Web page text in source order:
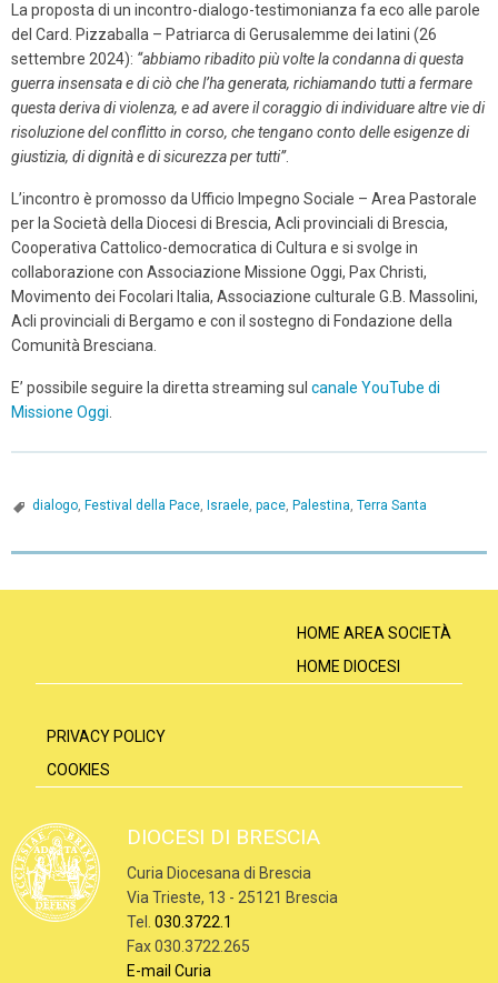
La proposta di un incontro-dialogo-testimonianza fa eco alle parole
del Card. Pizzaballa – Patriarca di Gerusalemme dei latini (26
settembre 2024): “abbiamo ribadito più volte la condanna di questa
guerra insensata e di ciò che l’ha generata, richiamando tutti a fermare
questa deriva di violenza, e ad avere il coraggio di individuare altre vie di
risoluzione del conflitto in corso, che tengano conto delle esigenze di
giustizia, di dignità e di sicurezza per tutti”.
L’incontro è promosso da Ufficio Impegno Sociale – Area Pastorale
per la Società della Diocesi di Brescia, Acli provinciali di Brescia,
Cooperativa Cattolico-democratica di Cultura e si svolge in
collaborazione con Associazione Missione Oggi, Pax Christi,
Movimento dei Focolari Italia, Associazione culturale G.B. Massolini,
Acli provinciali di Bergamo e con il sostegno di Fondazione della
Comunità Bresciana.
E’ possibile seguire la diretta streaming sul canale YouTube di
Missione Oggi.
dialogo, Festival della Pace, Israele, pace, Palestina, Terra Santa
a
t
DIOCESI DI BRESCIA
Curia Diocesana di Brescia
Via Trieste, 13 - 25121 Brescia
Tel. 030.3722.1
Fax 030.3722.265
E-mail Curia
HOME AREA SOCIETÀ
HOME DIOCESI
PRIVACY POLICY
COOKIES